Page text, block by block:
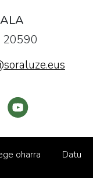
20590
oharra
Datu